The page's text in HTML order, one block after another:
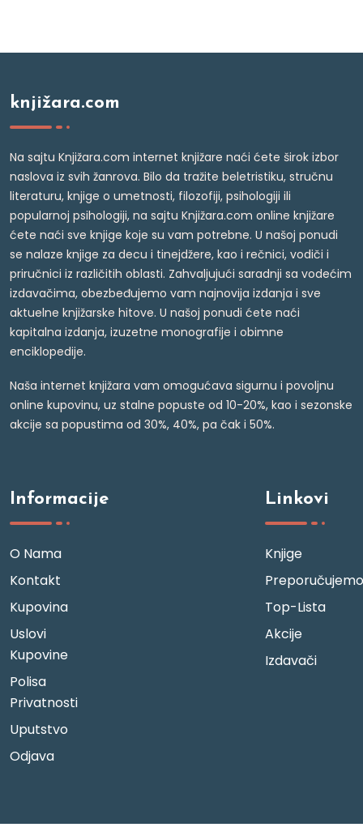
knjižara.com
Na sajtu Knjižara.com internet knjižare naći ćete širok izbor
naslova iz svih žanrova. Bilo da tražite beletristiku, stručnu
literaturu, knjige o umetnosti, filozofiji, psihologiji ili
popularnoj psihologiji, na sajtu Knjižara.com online knjižare
ćete naći sve knjige koje su vam potrebne. U našoj ponudi
se nalaze knjige za decu i tinejdžere, kao i rečnici, vodiči i
priručnici iz različitih oblasti. Zahvaljujući saradnji sa vodećim
izdavačima, obezbeđujemo vam najnovija izdanja i sve
aktuelne knjižarske hitove. U našoj ponudi ćete naći
kapitalna izdanja, izuzetne monografije i obimne
enciklopedije.
Naša internet knjižara vam omogućava sigurnu i povoljnu
online kupovinu, uz stalne popuste od 10-20%, kao i sezonske
akcije sa popustima od 30%, 40%, pa čak i 50%.
Informacije
O Nama
Kontakt
Kupovina
Uslovi
Kupovine
Polisa
Privatnosti
Uputstvo
Odjava
Linkovi
Knjige
Preporučujemo
Top-Lista
Akcije
Izdavači